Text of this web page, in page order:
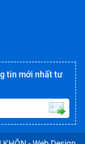
tin mới nhất tư